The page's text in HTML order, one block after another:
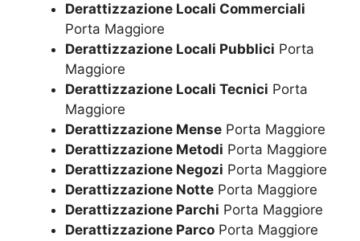
Derattizzazione Locali Commerciali
Porta Maggiore
Derattizzazione Locali Pubblici Porta
Maggiore
Derattizzazione Locali Tecnici Porta
Maggiore
Derattizzazione Mense Porta Maggiore
Derattizzazione Metodi Porta Maggiore
Derattizzazione Negozi Porta Maggiore
Derattizzazione Notte Porta Maggiore
Derattizzazione Parchi Porta Maggiore
Derattizzazione Parco Porta Maggiore